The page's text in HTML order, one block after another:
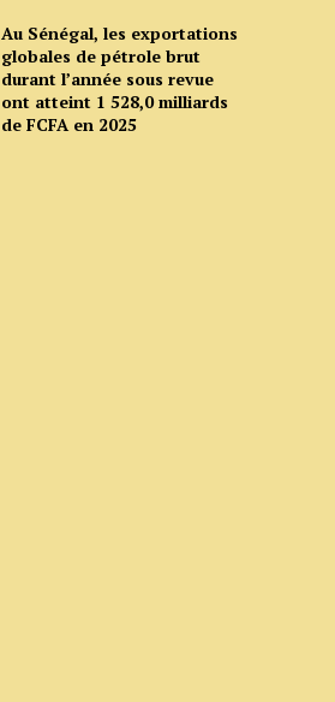
Au Sénégal, les exportations
globales de pétrole brut
durant l’année sous revue
ont atteint 1 528,0 milliards
de FCFA en 2025